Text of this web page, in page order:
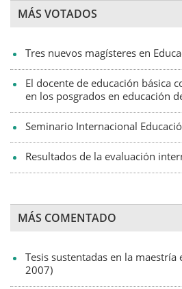
MÁS VOTADOS
Tres nuevos magísteres en
El docente de educación básica
en los posgrados en educación
Seminario Internacional
Resultados de la evaluación
MÁS COMENTADO
Tesis sustentadas en la maestría
2007)